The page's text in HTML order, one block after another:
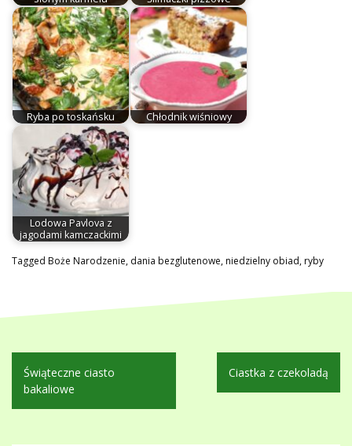
Ryba po toskańsku Chłodnik wiśniowy
Lodowa Pavlova z
jagodami kamczackimi
Tagged Boże Narodzenie, dania bezglutenowe,niedzielny obiad,ryby
Nawigacja
wpisu
Świąteczne ciasto
bakaliowe
Ciastka z czekoladą